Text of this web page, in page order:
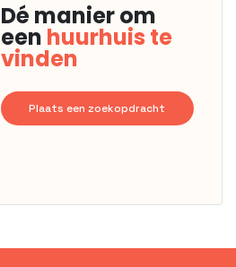
Dé manier om
een huurhuis te
vinden
Plaats een zoekopdracht